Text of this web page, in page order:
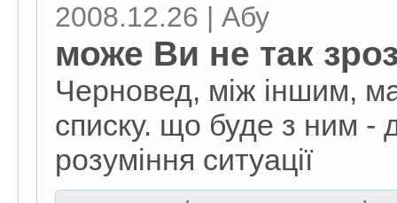
2008.12.26 | Абу
може Ви не так
Черновед, між іншим,
списку. що буде з ним -
розуміння ситуації